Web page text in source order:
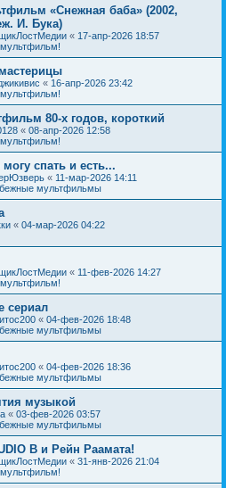
«Снежная баба» (2002,
И. Бука)
« 17-апр-2026 18:57
« 16-апр-2026 23:42
80-х годов, короткий
« 08-апр-2026 12:58
спать и есть...
« 11-мар-2026 14:11
мультфильмы
« 04-мар-2026 04:22
« 11-фев-2026 14:27
сериал
« 04-фев-2026 18:48
мультфильмы
« 04-фев-2026 18:36
мультфильмы
музыкой
« 03-фев-2026 03:57
мультфильмы
B и Рейн Раамата!
« 31-янв-2026 21:04